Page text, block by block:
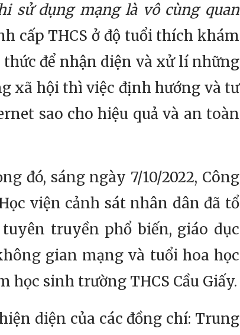
sử dụng mạng là vô cùng quan
cấp THCS ở độ tuổi thích khám
để nhận diện và xử lí những
xã hội thì việc định hướng và tư
sao cho hiệu quả và an toàn
sáng ngày 7/10/2022, Công
viện cảnh sát nhân dân đã tổ
truyền phổ biến, giáo dục
gian mạng và tuổi hoa học
học sinh trường THCS Cầu Giấy.
diện của các đồng chí: Trung